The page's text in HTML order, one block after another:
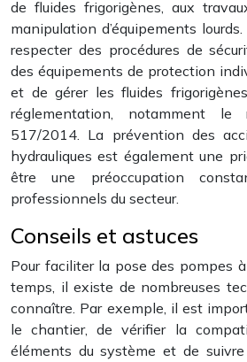
de fluides frigorigènes, aux
manipulation d’équipements
respecter des procédures de
des équipements de protection
et de gérer les fluides
réglementation, notamment le
517/2014. La prévention des
hydrauliques est également une
être une préoccupation
professionnels du secteur.
Conseils et astuces
Pour faciliter la pose des pompes
temps, il existe de nombreuses
connaître. Par exemple, il est
le chantier, de vérifier la
éléments du système et de suivre